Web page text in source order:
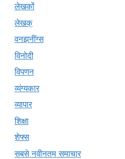
लेखकों
लेखक्
वनझनींग्स
विनोदी
विपणन
व्यंग्यकार
व्यापार
शिक्षा
शेफ्स
सबसे नवीनतम समाचार